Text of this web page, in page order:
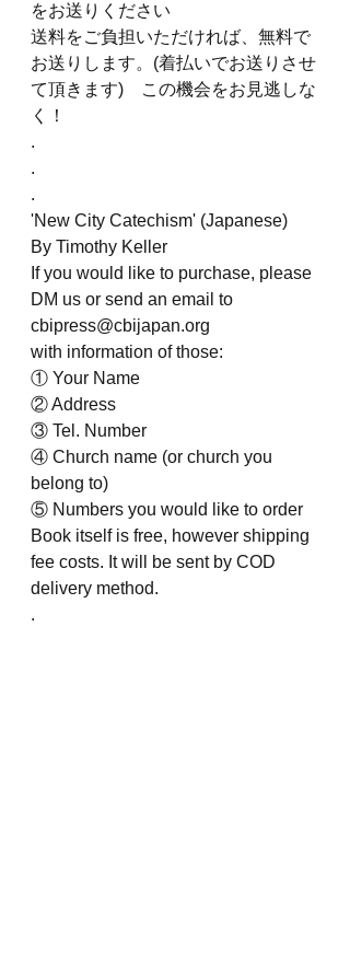
をお送りください
送料をご負担いただければ、無料で
お送りします。(着払いでお送りさせ
て頂きます)　この機会をお見逃しな
く！
.
.
.
'New City Catechism' (Japanese)
By Timothy Keller
If you would like to purchase, please
DM us or send an email to
cbipress@cbijapan.org
with information of those:
① Your Name
② Address
③ Tel. Number
④ Church name (or church you
belong to)
⑤ Numbers you would like to order
Book itself is free, however shipping
fee costs. It will be sent by COD
delivery method.
.